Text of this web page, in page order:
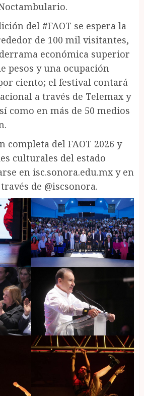
del #FAOT se espera la
de 100 mil visitantes,
económica superior
pesos y una ocupación
ciento; el festival contará
a través de Telemax y
como en más de 50 medios
completa del FAOT 2026 y
culturales del estado
en isc.sonora.edu.mx y en
de @iscsonora.